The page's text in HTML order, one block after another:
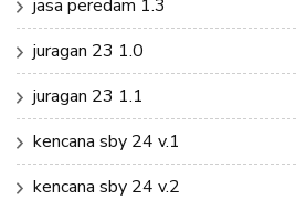
jasa peredam 1.3
juragan 23 1.0
juragan 23 1.1
kencana sby 24 v.1
kencana sby 24 v.2